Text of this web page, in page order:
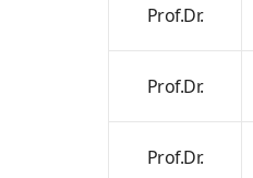
Prof.Dr.
Prof.Dr.
Prof.Dr.